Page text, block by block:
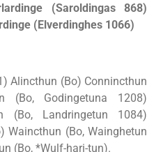
(Saroldingas 868)
(Elverdinghes 1066)
Alincthun (Bo) Connincthun
(Bo, Godingetuna 1208)
(Bo, Landringetun 1084)
Waincthun (Bo, Wainghetun
(Bo, *Wulf-hari-tun).